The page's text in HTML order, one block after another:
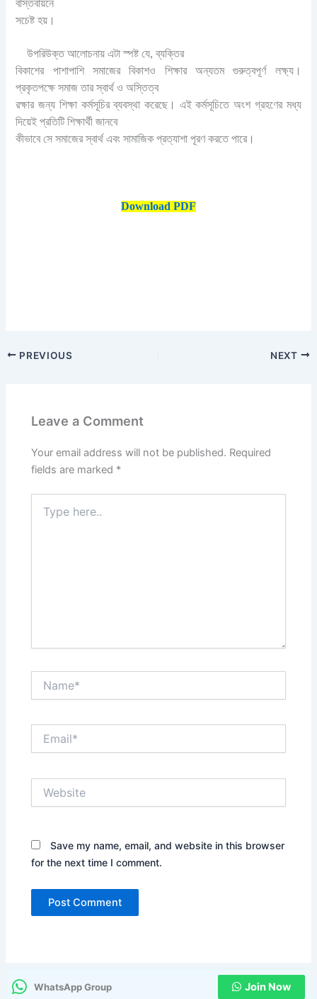
বাস্তবায়নে
সচেষ্ট হয়।
উপরিউক্ত আলোচনায় এটা স্পষ্ট যে, ব্যক্তির
বিকাশের পাশাপাশি সমাজের বিকাশও শিক্ষার অন্যতম গুরুত্বপূর্ণ লক্ষ্য।
প্রকৃতপক্ষে সমাজ তার স্বার্থ ও অস্তিত্ব
রক্ষার জন্য শিক্ষা কর্মসূচির ব্যবস্থা করেছে। এই কর্মসূচিতে অংশ গ্রহণের মধ্য
দিয়েই প্রতিটি শিক্ষার্থী জানবে
কীভাবে সে সমাজের স্বার্থ এবং সামাজিক প্রত্যাশা পূরণ করতে পারে।
Download PDF
PREVIOUS NEXT
Leave a Comment
Your email address will not be published. Required
fields are marked *
here..
Save my name, email, and website in this browser
for the next time I comment.
WhatsApp Group Join Now